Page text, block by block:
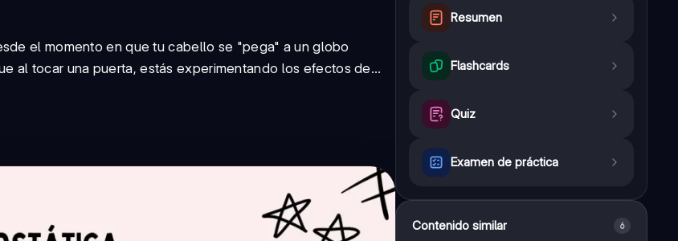
el momento en que tu cabello se "pega" a un globo
al tocar una puerta, estás experimentando los efectos de...
Resumen
Flashcards
Quiz
Examen de práctica
Contenido similar 6